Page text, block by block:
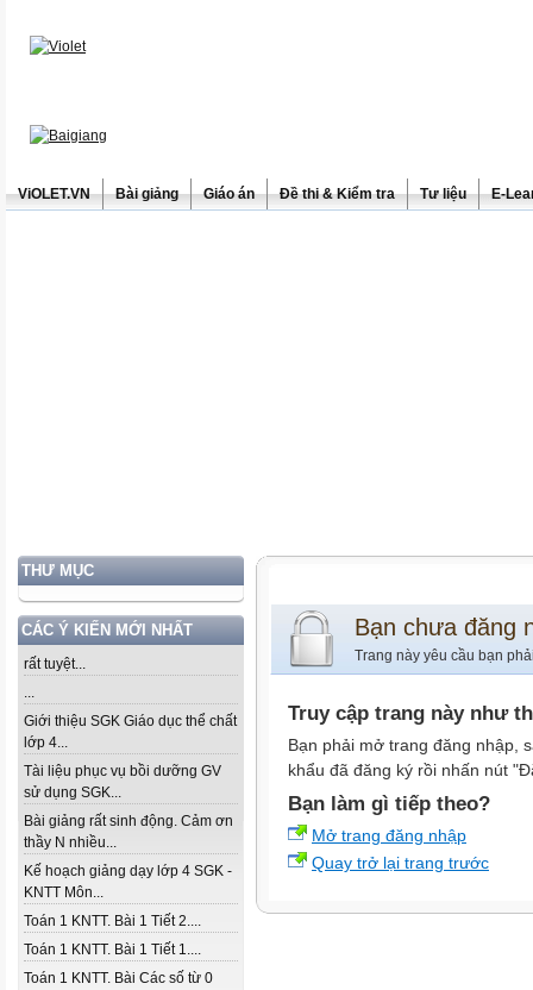
ViOLET.VN Bài giảng Giáo án Đề thi & Kiểm tra Tư liệu E-
THƯ MỤC
CÁC Ý KIẾN MỚI NHẤT
rất tuyệt...
...
Giới thiệu SGK Giáo dục thể chất
lớp 4...
Tài liệu phục vụ bồi dưỡng GV
sử dụng SGK...
Bài giảng rất sinh động. Cảm ơn
thầy N nhiều...
Kế hoạch giảng dạy lớp 4 SGK -
KNTT Môn...
Toán 1 KNTT. Bài 1 Tiết 2....
Toán 1 KNTT. Bài 1 Tiết 1....
Toán 1 KNTT. Bài Các số từ 0
Bạn chưa đăng
Trang này yêu cầu bạn
Truy cập trang này như
Bạn phải mở trang đăng nhập,
khẩu đã đăng ký rồi nhấn nút
Bạn làm gì tiếp theo?
Mở trang đăng nhập
Quay trở lại trang trước